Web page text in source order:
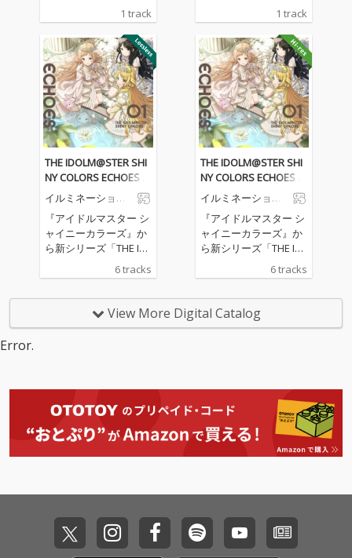
ションスターズ「KoiK
yun！」
1 track
ションスターズ「KoiK
yun！」
1 track
THE IDOLM@STER SHI
NY COLORS ECHOES 0
イルミネーション
『アイドルマスター シ
ャイニーカラーズ』か
ら新シリーズ「THE ID
OLM＠STER SHINY COL
ORS ECHOES」がリリ
ーションスターズ [櫻
木真乃 (CV: 関根瞳)、風
6 tracks
THE IDOLM@STER SHI
NY COLORS ECHOES 0
1
イルミネーション
『アイドルマスター シ
ャイニーカラーズ』か
ら新シリーズ「THE ID
OLM＠STER SHINY COL
ORS ECHOES」がリリ
ーションスターズ [櫻
木真乃 (CV: 関根瞳)、風
6 tracks
View More Digital Catalog
Error.